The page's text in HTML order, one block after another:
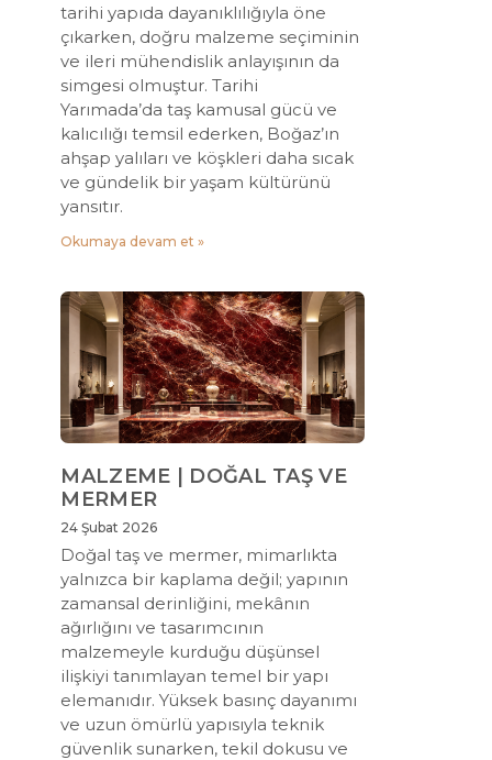
tarihi yapıda dayanıklılığıyla öne
çıkarken, doğru malzeme seçiminin
ve ileri mühendislik anlayışının da
simgesi olmuştur. Tarihi
Yarımada’da taş kamusal gücü ve
kalıcılığı temsil ederken, Boğaz’ın
ahşap yalıları ve köşkleri daha sıcak
ve gündelik bir yaşam kültürünü
yansıtır.
Okumaya devam et »
MALZEME | DOĞAL TAŞ VE
MERMER
24 Şubat 2026
Doğal taş ve mermer, mimarlıkta
yalnızca bir kaplama değil; yapının
zamansal derinliğini, mekânın
ağırlığını ve tasarımcının
malzemeyle kurduğu düşünsel
ilişkiyi tanımlayan temel bir yapı
elemanıdır. Yüksek basınç dayanımı
ve uzun ömürlü yapısıyla teknik
güvenlik sunarken, tekil dokusu ve